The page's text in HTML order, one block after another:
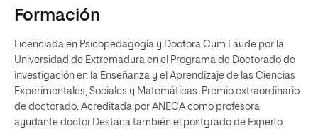
Formación
Licenciada en Psicopedagogía y Doctora Cum Laude por la
Universidad de Extremadura en el Programa de Doctorado de
investigación en la Enseñanza y el Aprendizaje de las Ciencias
Experimentales, Sociales y Matemáticas. Premio extraordinario
de doctorado. Acreditada por ANECA como profesora
ayudante doctor.Destaca también el postgrado de Experto